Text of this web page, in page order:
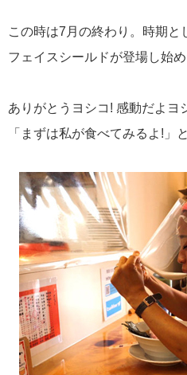
この時は7月の終わり。時期と
フェイスシールドが登場し始
ありがとうヨシコ! 感動だよヨ
「まずは私が食べてみるよ!」